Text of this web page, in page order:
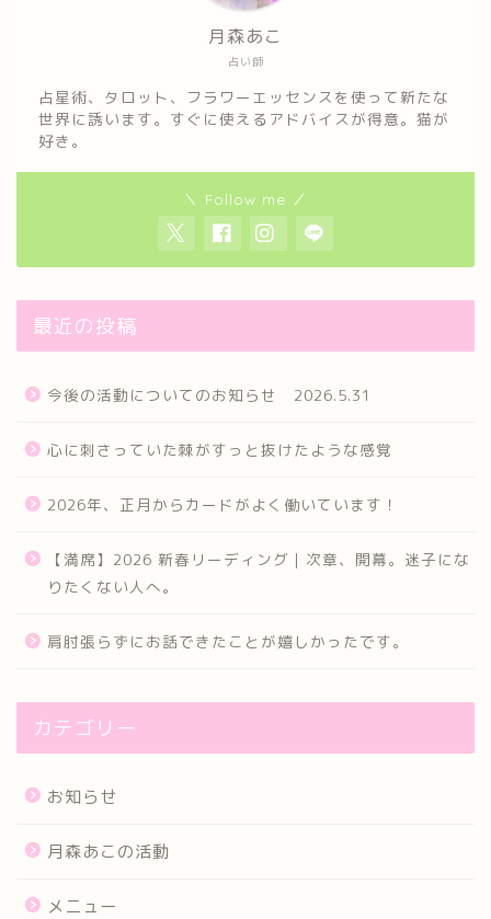
占い師
月森あこ
占星術、タロット、フラワーエッセンスを使って新たな
世界に誘います。すぐに使えるアドバイスが得意。猫が
好き。
＼ Follow me ／
最近の投稿
今後の活動についてのお知らせ 2026.5.31
心に刺さっていた棘がすっと抜けたような感覚
2026年、正月からカードがよく働いています！
【満席】2026 新春リーディング｜次章、開幕。迷子にな
りたくない人へ。
肩肘張らずにお話できたことが嬉しかったです。
カテゴリー
お知らせ
月森あこの活動
メニュー